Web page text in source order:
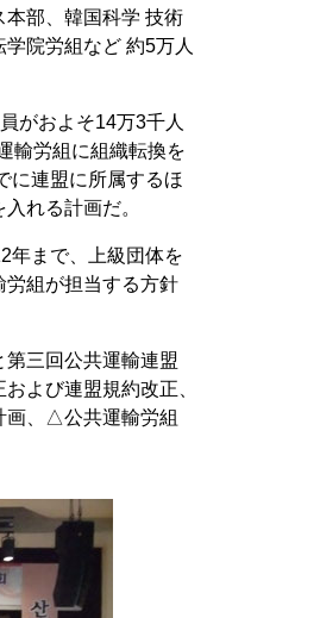
部、韓国科学 技術
院労組など 約5万人
がおよそ14万3千人
輸労組に組織転換を
に連盟に所属するほ
れる計画だ。
年まで、上級団体を
労組が担当する方針
三回公共運輸連盟
よび連盟規約改正、
画、△公共運輸労組